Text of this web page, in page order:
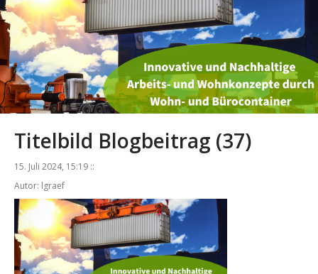
Titelbild Blogbeitrag (37)
15. Juli 2024, 15:19 ::
Autor: lgraef